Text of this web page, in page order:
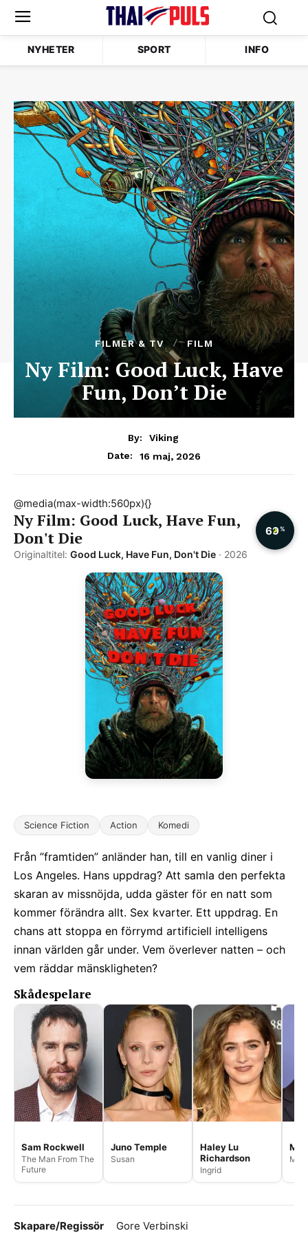
NYHETER SPORT INFO
FILMER & TV FILM
Ny Film: Good Luck, Have
Fun, Don’t Die
By:
Viking
Date:
16 maj, 2026
@media(max-width:560px){}
Ny Film: Good Luck, Have Fun,
Don't Die
Originaltitel: Good Luck, Have Fun, Don't Die · 2026
69%
Science Fiction Action Komedi
Från ”framtiden” anländer han, till en vanlig diner i
Los Angeles. Hans uppdrag? Att samla den perfekta
skaran av missnöjda, udda gäster för en natt som
kommer förändra allt. Sex kvarter. Ett uppdrag. En
chans att stoppa en förrymd artificiell intelligens
innan världen går under. Vem överlever natten – och
vem räddar mänskligheten?
Skådespelare
Sam Rockwell
The Man From The
Future
Juno Temple
Susan
Haley Lu
Richardson
Ingrid
Skapare/Regissör Gore Verbinski